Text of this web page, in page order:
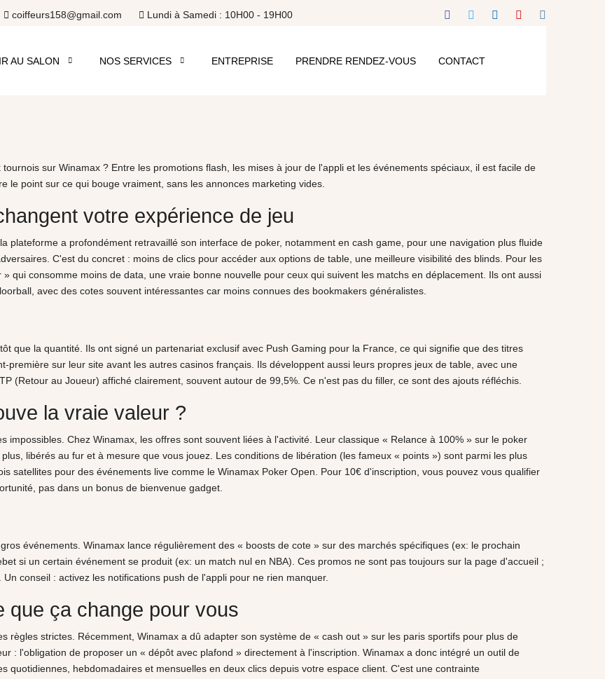
coiffeurs158@gmail.com Lundi à Samedi : 10H00 - 19H00
AU SALON NOS SERVICES ENTREPRISE PRENDRE RENDEZ-VOUS CONTACT
sur Winamax ? Entre les promotions flash, les mises à jour de l'appli et les événements spéciaux, il est facile de
le point sur ce qui bouge vraiment, sans les annonces marketing vides.
votre expérience de jeu
plateforme a profondément retravaillé son interface de poker, notamment en cash game, pour une navigation plus fluide
C'est du concret : moins de clics pour accéder aux options de table, une meilleure visibilité des blinds. Pour les
qui consomme moins de data, une vraie bonne nouvelle pour ceux qui suivent les matchs en déplacement. Ils ont aussi
avec des cotes souvent intéressantes car moins connues des bookmakers généralistes.
que la quantité. Ils ont signé un partenariat exclusif avec Push Gaming pour la France, ce qui signifie que des titres
première sur leur site avant les autres casinos français. Ils développent aussi leurs propres jeux de table, avec une
(Retour au Joueur) affiché clairement, souvent autour de 99,5%. Ce n'est pas du filler, ce sont des ajouts réfléchis.
la vraie valeur ?
impossibles. Chez Winamax, les offres sont souvent liées à l'activité. Leur classique « Relance à 100% » sur le poker
libérés au fur et à mesure que vous jouez. Les conditions de libération (les fameux « points ») sont parmi les plus
satellites pour des événements live comme le Winamax Poker Open. Pour 10€ d'inscription, vous pouvez vous qualifier
pas dans un bonus de bienvenue gadget.
événements. Winamax lance régulièrement des « boosts de cote » sur des marchés spécifiques (ex: le prochain
si un certain événement se produit (ex: un match nul en NBA). Ces promos ne sont pas toujours sur la page d'accueil ;
conseil : activez les notifications push de l'appli pour ne rien manquer.
que ça change pour vous
règles strictes. Récemment, Winamax a dû adapter son système de « cash out » sur les paris sportifs pour plus de
: l'obligation de proposer un « dépôt avec plafond » directement à l'inscription. Winamax a donc intégré un outil de
quotidiennes, hebdomadaires et mensuelles en deux clics depuis votre espace client. C'est une contrainte